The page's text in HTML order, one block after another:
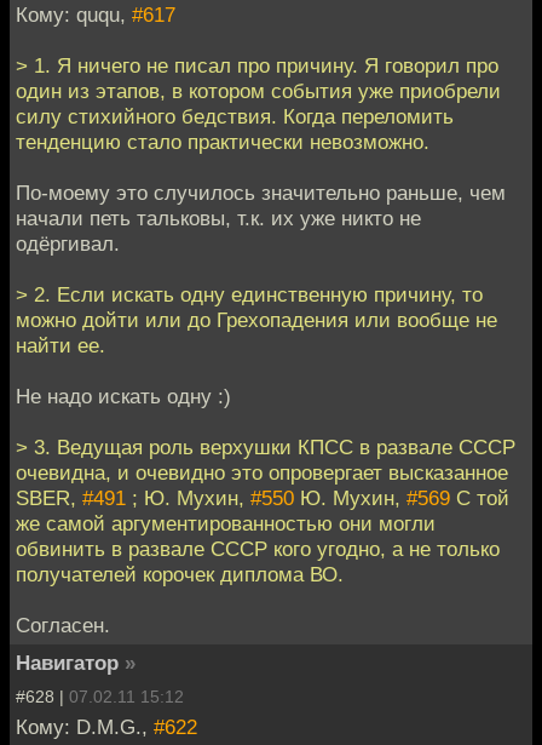
Кому: ququ, #617
> 1. Я ничего не писал про причину. Я говорил про
один из этапов, в котором события уже приобрели
силу стихийного бедствия. Когда переломить
тенденцию стало практически невозможно.
По-моему это случилось значительно раньше, чем
начали петь тальковы, т.к. их уже никто не
одёргивал.
> 2. Если искать одну единственную причину, то
можно дойти или до Грехопадения или вообще не
найти ее.
Не надо искать одну :)
> 3. Ведущая роль верхушки КПСС в развале СССР
очевидна, и очевидно это опровергает высказанное
SBER, #491 ; Ю. Мухин, #550 Ю. Мухин, #569 С той
же самой аргументированностью они могли
обвинить в развале СССР кого угодно, а не только
получателей корочек диплома ВО.
Согласен.
Навигатор »
#628 | 07.02.11 15:12
Кому: D.M.G., #622